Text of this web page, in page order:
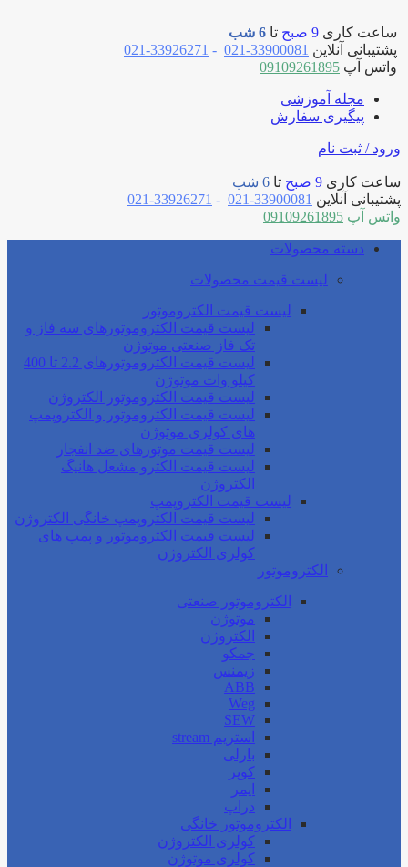
ساعت کاری 9 صبح تا 6 شب
پشتیبانی آنلاین 33900081-021
-
33926271-021
واتس آپ 09109261895
مجله آموزشی
پیگیری سفارش
ورود / ثبت نام
ساعت کاری 9 صبح تا 6 شب
پشتیبانی آنلاین 33900081-021
-
33926271-021
واتس آپ 09109261895
دسته محصولات
لیست قیمت محصولات
لیست قیمت الکتروموتور
لیست قیمت الکتروموتورهای سه فاز و
تک فاز صنعتی موتوژن
لیست قیمت الکتروموتورهای 2.2 تا 400
کیلو وات موتوژن
لیست قیمت الکتروموتور الکتروژن
لیست قیمت الکتروموتور و الکتروپمپ
های کولری موتوژن
لیست قیمت موتورهای ضد انفجار
لیست قیمت الکترو مشعل هانیگ
الکتروژن
لیست قیمت الکتروپمپ
لیست قیمت الکتروپمپ خانگی الکتروژن
لیست قیمت الکتروموتور و پمپ های
کولری الکتروژن
الکتروموتور
الکتروموتور صنعتی
موتوژن
الکتروژن
جمکو
زیمنس
ABB
Weg
SEW
استریم stream
بارلی
کوپر
ایمر
دراپ
الکتروموتور خانگی
کولری الکتروژن
کولری موتوژن